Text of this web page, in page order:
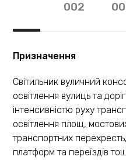
002
Призначення
Світильник вуличний
освітлення вулиць та
інтенсивністю руху
освітлення площ,
транспортних
платформ та переїздів